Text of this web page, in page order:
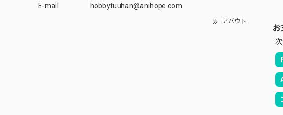
E-mail
hobbytuuhan@anihope.com
アバウト